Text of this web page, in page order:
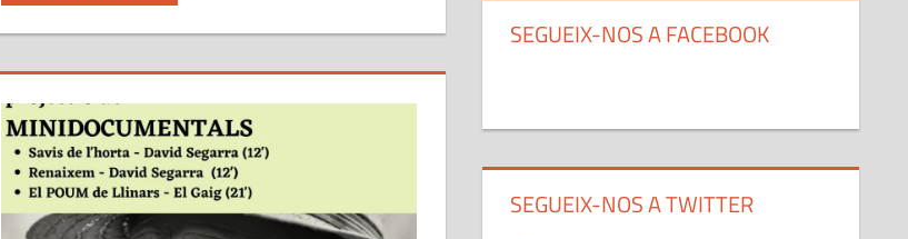
SEGUEIX-NOS A FACEBOOK
SEGUEIX-NOS A TWITTER